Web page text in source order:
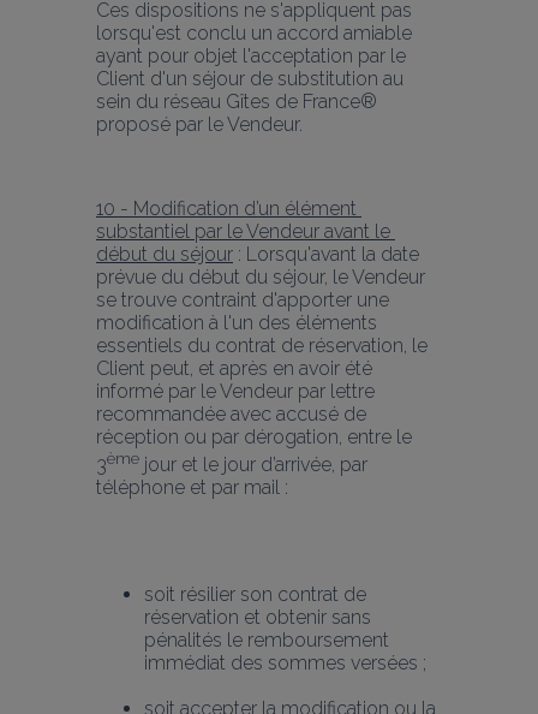
Ces dispositions ne s'appliquent pas
lorsqu'est conclu un accord amiable
ayant pour objet l'acceptation par le
Client d'un séjour de substitution au
sein du réseau Gîtes de France®
proposé par le Vendeur.
10 - Modification d’un élément
substantiel par le Vendeur avant le
début du séjour : Lorsqu'avant la date
prévue du début du séjour, le Vendeur
se trouve contraint d'apporter une
modification à l'un des éléments
essentiels du contrat de réservation, le
Client peut, et après en avoir été
informé par le Vendeur par lettre
recommandée avec accusé de
réception ou par dérogation, entre le
3ème jour et le jour d’arrivée, par
téléphone et par mail :
soit résilier son contrat de
réservation et obtenir sans
pénalités le remboursement
immédiat des sommes versées ;
soit accepter la modification ou la